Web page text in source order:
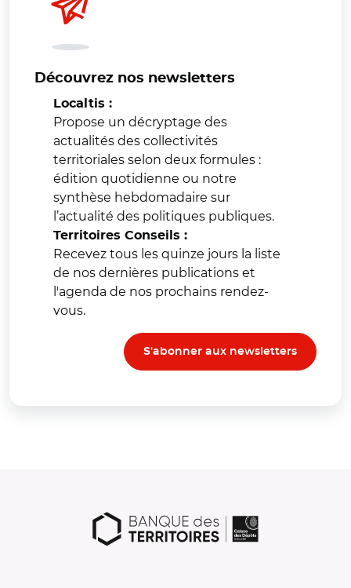
Découvrez nos newsletters
Localtis :
Propose un décryptage des
actualités des collectivités
territoriales selon deux formules :
édition quotidienne ou notre
synthèse hebdomadaire sur
l’actualité des politiques publiques.
Territoires Conseils :
Recevez tous les quinze jours la liste
de nos dernières publications et
l'agenda de nos prochains rendez-
vous.
S'abonner aux newsletters